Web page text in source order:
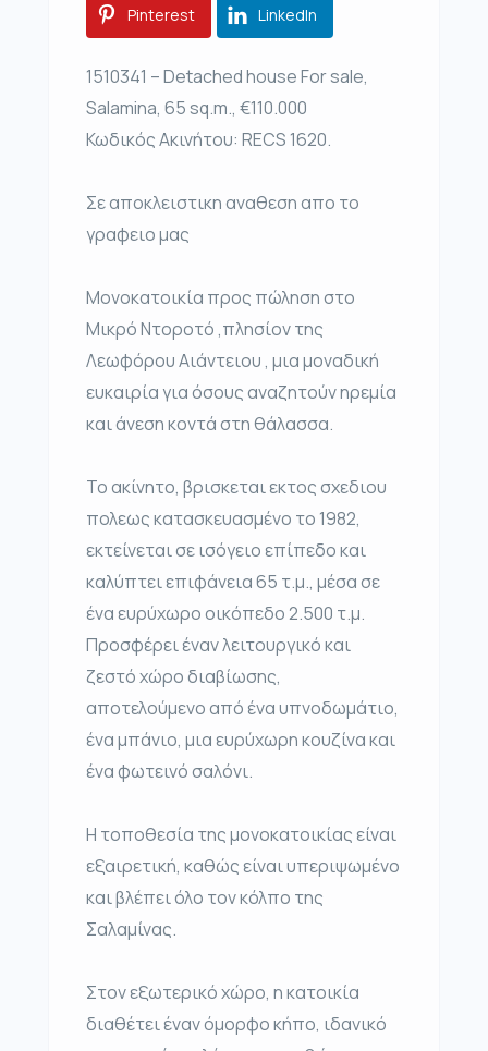
Pinterest LinkedIn
1510341 – Detached house For sale,
Salamina, 65 sq.m., €110.000
Κωδικός Ακινήτου: RECS 1620.
Σε αποκλειστικη αναθεση απο το
γραφειο μας
Μονοκατοικία προς πώληση στο
Μικρό Ντοροτό ,πλησίον της
Λεωφόρου Αιάντειου , μια μοναδική
ευκαιρία για όσους αναζητούν ηρεμία
και άνεση κοντά στη θάλασσα.
Το ακίνητο, βρισκεται εκτος σχεδιου
πολεως κατασκευασμένο το 1982,
εκτείνεται σε ισόγειο επίπεδο και
καλύπτει επιφάνεια 65 τ.μ., μέσα σε
ένα ευρύχωρο οικόπεδο 2.500 τ.μ.
Προσφέρει έναν λειτουργικό και
ζεστό χώρο διαβίωσης,
αποτελούμενο από ένα υπνοδωμάτιο,
ένα μπάνιο, μια ευρύχωρη κουζίνα και
ένα φωτεινό σαλόνι.
Η τοποθεσία της μονοκατοικίας είναι
εξαιρετική, καθώς είναι υπεριψωμένο
και βλέπει όλο τον κόλπο της
Σαλαμίνας.
Στον εξωτερικό χώρο, η κατοικία
διαθέτει έναν όμορφο κήπο, ιδανικό